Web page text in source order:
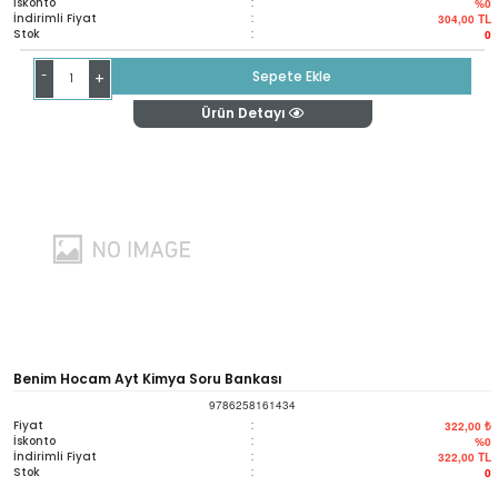
%0
İndirimli Fiyat : 304,00 TL
Stok : 0
- +
Sepete Ekle
Ürün Detayı
Benim Hocam Ayt Kimya Soru Bankası
9786258161434
Fiyat : 322,00 ₺
İskonto : %0
İndirimli Fiyat : 322,00 TL
Stok : 0